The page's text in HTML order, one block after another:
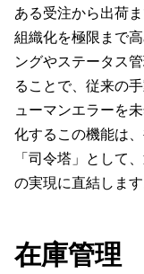
ある受注から出荷
組織化を極限まで
ングやステータス
ることで、従来の
ューマンエラーを
化するこの機能は
「司令塔」として
の実現に直結します
在庫管理